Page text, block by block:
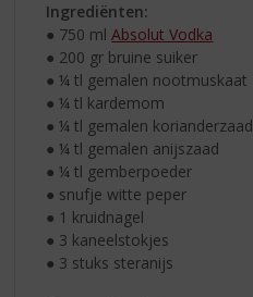
Ingrediënten:
● 750 mlAbsolut Vodka
● 200 gr bruine suiker
● ¼ tl gemalen nootmuskaat
● ¼ tl kardemom
● ¼ tl gemalen korianderzaad
● ¼ tl gemalen anijszaad
● ¼ tl gemberpoeder
● snufje witte peper
● 1 kruidnagel
● 3 kaneelstokjes
● 3 stuks steranijs